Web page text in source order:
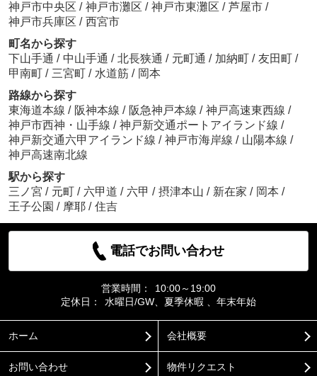
神戸市中央区 / 神戸市灘区 / 神戸市東灘区 / 芦屋市 /
神戸市兵庫区 / 西宮市
町名から探す
下山手通 / 中山手通 / 北長狭通 / 元町通 / 加納町 / 友田町 /
甲南町 / 三宮町 / 水道筋 / 岡本
路線から探す
東海道本線 / 阪神本線 / 阪急神戸本線 / 神戸高速東西線 /
神戸市西神・山手線 / 神戸新交通ポートアイランド線 /
神戸新交通六甲アイランド線 / 神戸市海岸線 / 山陽本線 /
神戸高速南北線
駅から探す
三ノ宮 / 元町 / 六甲道 / 六甲 / 摂津本山 / 新在家 / 岡本 /
王子公園 / 摩耶 / 住吉
電話でお問い合わせ
営業時間：
10:00～19:00
定休日：
水曜日/GW、夏季休暇 、年末年始
ホーム 会社概要
お問い合わせ 物件リクエスト